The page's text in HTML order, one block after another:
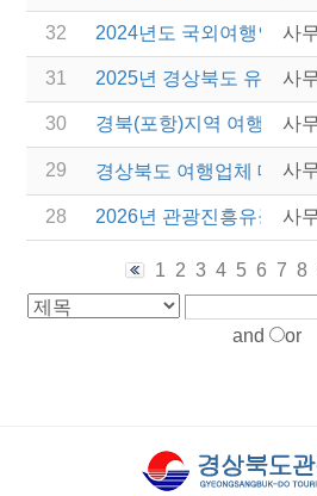
32 2024년도 국외여행인솔
사
31 2025년 경상북도 유니크
사
30 경북(포항)지역 여행업계
사
29 경상북도 여행업체 대상사
28 2026년 관광진흥유공자
사
1 2 3 4 5 6 7 8
and or